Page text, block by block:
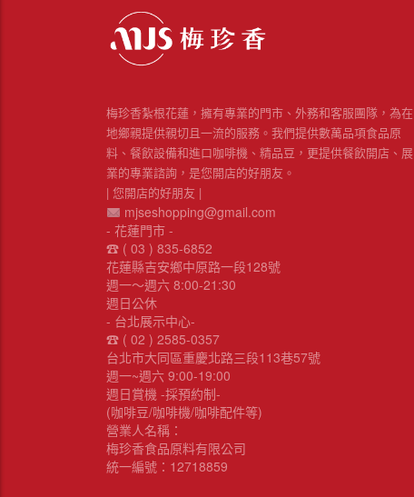
梅珍香紮根花蓮，擁有專業的門市、外務和客服團隊，為在
地鄉親提供親切且一流的服務。我們提供數萬品項食品原
料、餐飲設備和進口咖啡機、精品豆，更提供餐飲開店、展
業的專業諮詢，是您開店的好朋友。
| 您開店的好朋友 |
mjseshopping@gmail.com
- 花蓮門市 -
☎︎ ( 03 ) 835-6852
花蓮縣吉安鄉中原路一段128號
週一～週六 8:00-21:30
週日公休
- 台北展示中心-
☎︎ ( 02 ) 2585-0357
台北市大同區重慶北路三段113巷57號
週一~週六 9:00-19:00
週日賞機 -採預約制-
(咖啡豆/咖啡機/咖啡配件等)
營業人名稱：
梅珍香食品原料有限公司
統一編號：12718859